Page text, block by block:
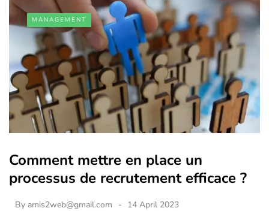
MANAGEMENT
Comment mettre en place un
processus de recrutement efficace ?
By amis2web@gmail.com 14 April 2023